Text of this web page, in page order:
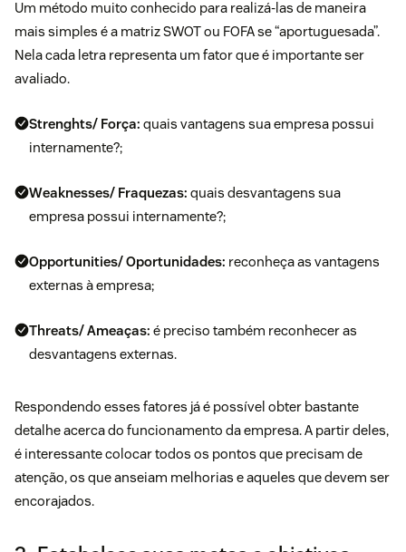
Um método muito conhecido para realizá-las de maneira
mais simples é a matriz SWOT ou FOFA se “aportuguesada”.
Nela cada letra representa um fator que é importante ser
avaliado.
Strenghts/ Força: quais vantagens sua empresa possui
internamente?;
Weaknesses/ Fraquezas: quais desvantagens sua
empresa possui internamente?;
Opportunities/ Oportunidades: reconheça as vantagens
externas à empresa;
Threats/ Ameaças: é preciso também reconhecer as
desvantagens externas.
Respondendo esses fatores já é possível obter bastante
detalhe acerca do funcionamento da empresa. A partir deles,
é interessante colocar todos os pontos que precisam de
atenção, os que anseiam melhorias e aqueles que devem ser
encorajados.